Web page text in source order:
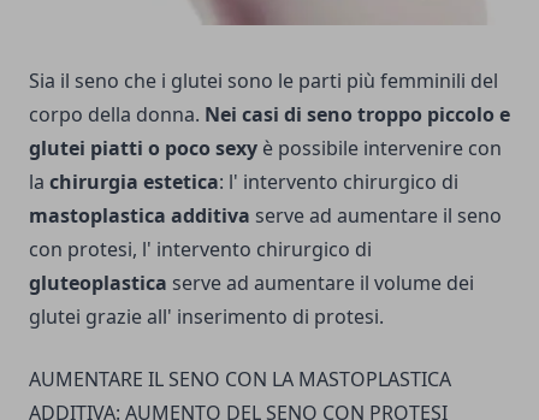
Sia il seno che i glutei sono le parti più femminili del
corpo della donna. Nei casi di seno troppo piccolo e
glutei piatti o poco sexy è possibile intervenire con
la chirurgia estetica: l' intervento chirurgico di
mastoplastica additiva serve ad aumentare il seno
con protesi, l' intervento chirurgico di
gluteoplastica serve ad aumentare il volume dei
glutei grazie all' inserimento di protesi.
AUMENTARE IL SENO CON LA MASTOPLASTICA
ADDITIVA: AUMENTO DEL SENO CON PROTESI